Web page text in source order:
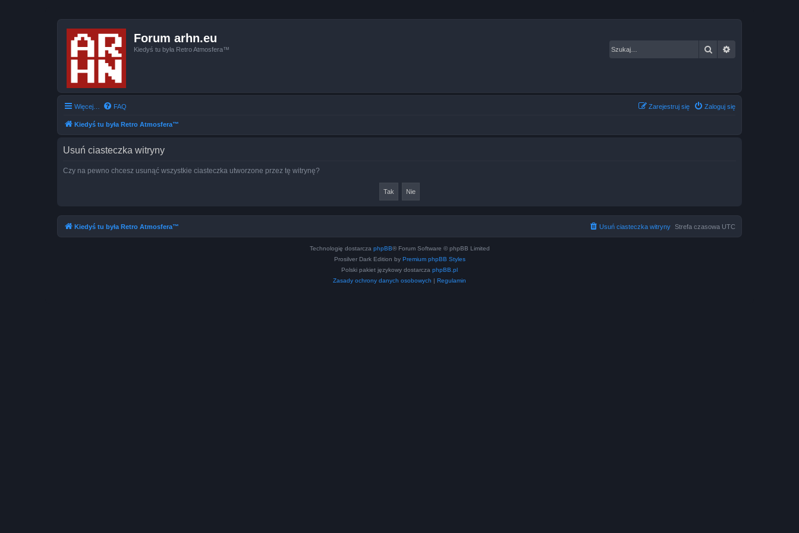
Forum arhn.eu
Kiedyś tu była Retro Atmosfera™ Szukaj
Więcej… FAQ Zaloguj się
Zarejestruj się
Kiedyś tu była Retro Atmosfera™
Usuń ciasteczka witryny
Czy na pewno chcesz usunąć wszystkie ciasteczka utworzone przez tę witrynę?
Kiedyś tu była Retro Atmosfera™ Strefa czasowa UTC
Usuń ciasteczka witryny
Technologię dostarcza phpBB® Forum Software © phpBB Limited
Prosilver Dark Edition by Premium phpBB Styles
Polski pakiet językowy dostarcza phpBB.pl
Zasady ochrony danych osobowych | Regulamin